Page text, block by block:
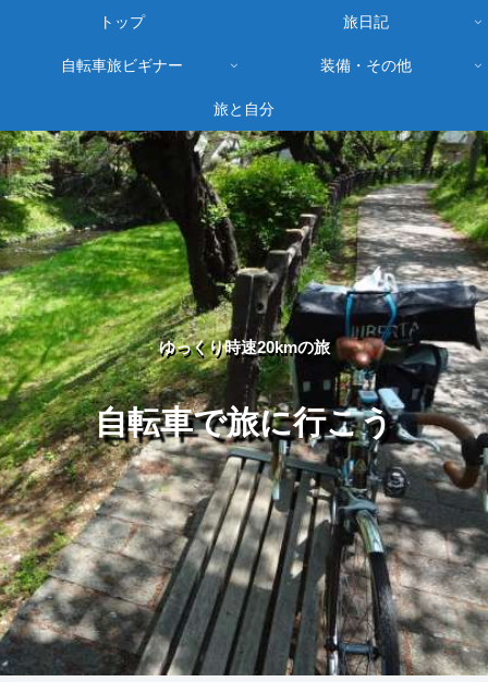
ゆっくり時速20kmの旅
自転車で旅に行こう
トップ 旅日記
自転車旅ビギナー 装備・その他
旅と自分